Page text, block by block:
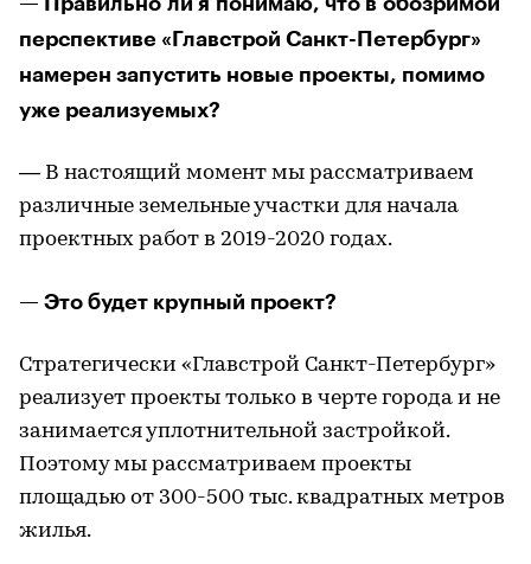
перспективе «Главстрой Санкт-Петербург»
намерен запустить новые проекты, помимо
уже реализуемых?
— В настоящий момент мы рассматриваем
различные земельные участки для начала
проектных работ в 2019-2020 годах.
— Это будет крупный проект?
Стратегически «Главстрой Санкт-Петербург»
реализует проекты только в черте города и не
занимается уплотнительной застройкой.
Поэтому мы рассматриваем проекты
площадью от 300-500 тыс. квадратных метров
жилья.